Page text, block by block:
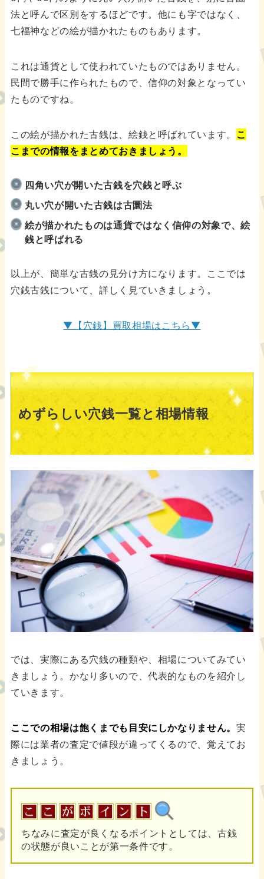
法と呼んで区別をするほどです。他にも字ではなく、
七福神などの絵が描かれたものもあります。
これは通貨として使われていたものではありません。
民間で勝手に作られたもので、信仰の対象となってい
たものですね。
この絵が描かれた古銭は、絵銭と呼ばれています。 こ
こまでの情報をまとめておきましょう。
四角い穴が開いた古銭を穴銭と呼ぶ
丸い穴が開いた古銭は古圜法
絵が描かれたものは通貨ではなく信仰の対象で、絵
銭と呼ばれる
以上が、簡単な古銭の見分け方になります。ここでは
穴銭古銭について、詳しく見ていきましょう。
▼【穴銭】買取相場はこちら▼
めずらしい穴銭一覧と相場情報
では、実際にある穴銭の種類や、相場についてみてい
きましょう。かなり多いので、代表的なものを紹介し
ていきます。
ここでの相場は飽くまでも目安にしかなりません。実
際には業者の査定で値段が違ってくるので、覚えてお
きましょう。
ちなみに査定が良くなるポイントとしては、古銭
の状態が良いことが第一条件です。